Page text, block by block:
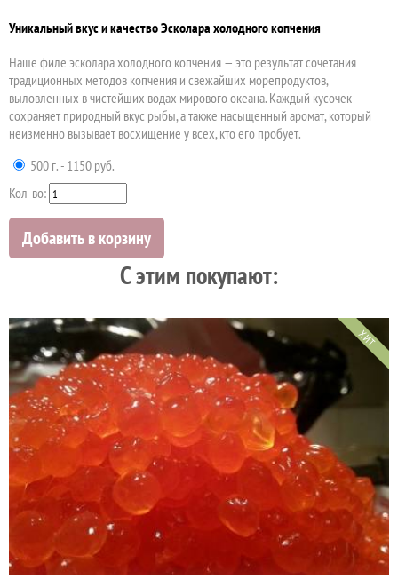
Уникальный вкус и качество Эсколара холодного копчения
Наше филе эсколара холодного копчения — это результат сочетания
традиционных методов копчения и свежайших морепродуктов,
выловленных в чистейших водах мирового океана. Каждый кусочек
сохраняет природный вкус рыбы, а также насыщенный аромат, который
неизменно вызывает восхищение у всех, кто его пробует.
500 г. - 1150 руб.
Кол-во:
Добавить в корзину
C этим покупают:
ХИТ